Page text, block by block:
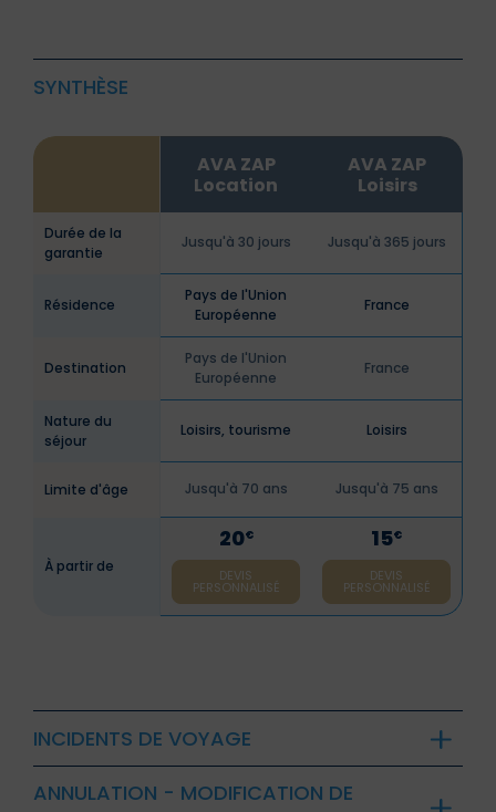
SYNTHÈSE
AVA ZAP
Location
AVA ZAP
Loisirs
Durée de la
garantie
Jusqu'à 30 jours Jusqu'à 365 jours
Résidence
Pays de l'Union
Européenne
France
Destination
Pays de l'Union
Européenne
France
Nature du
séjour
Loisirs, tourisme Loisirs
Limite d'âge Jusqu'à 70 ans Jusqu'à 75 ans
À partir de
20€
DEVIS
PERSONNALISÉ
15€
DEVIS
PERSONNALISÉ
INCIDENTS DE VOYAGE
ANNULATION - MODIFICATION DE